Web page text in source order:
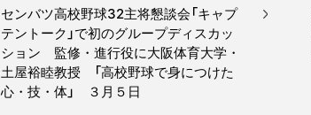
センバツ高校野球32主将懇談会「キャプ
テントーク」で初のグループディスカッ
ション 監修・進行役に大阪体育大学・
土屋裕睦教授 「高校野球で身につけた
心・技・体」 ３月５日